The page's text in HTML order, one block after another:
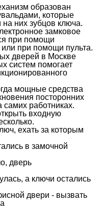
образован
которые
них зубцов ключа.
замковое
при помощи
при помощи пульта.
систем помогает
мощные средства
посторонних
самих работниках.
входную
ехать за которым
в замочной
дверь
а ключи остались